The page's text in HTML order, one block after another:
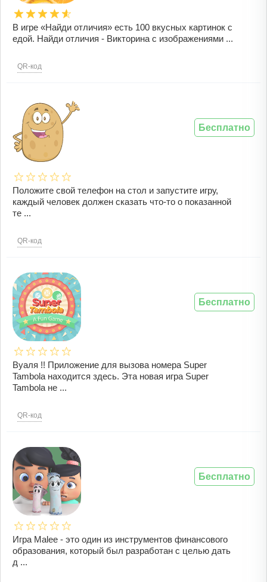
В игре «Найди отличия» есть 100 вкусных картинок с
едой. Найди отличия - Викторина с изображениями ...
QR-код
Положите свой телефон на стол и запустите игру,
каждый человек должен сказать что-то о показанной
те ...
QR-код
Бесплатно
Вуаля !! Приложение для вызова номера Super
Tambola находится здесь. Эта новая игра Super
Tambola не ...
QR-код
Бесплатно
Игра Malee - это один из инструментов финансового
образования, который был разработан с целью дать
д ...
Бесплатно